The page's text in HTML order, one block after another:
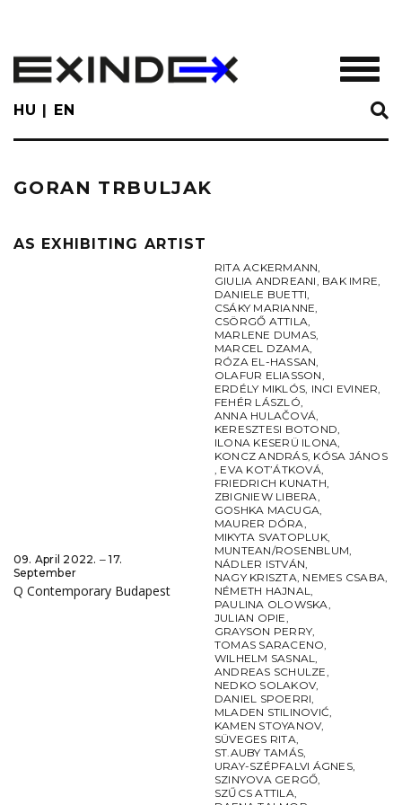
main
content
HU EN
GORAN TRBULJAK
AS EXHIBITING ARTIST
09. April 2022. ‒ 17.
September
Q Contemporary Budapest
RITA ACKERMANN,
GIULIA ANDREANI, BAK IMRE,
DANIELE BUETTI,
CSÁKY MARIANNE,
CSÖRGŐ ATTILA,
MARLENE DUMAS,
MARCEL DZAMA,
RÓZA EL-HASSAN,
OLAFUR ELIASSON,
ERDÉLY MIKLÓS, INCI EVINER,
FEHÉR LÁSZLÓ,
ANNA HULAČOVÁ,
KERESZTESI BOTOND,
ILONA KESERÜ ILONA,
KONCZ ANDRÁS, KÓSA JÁNOS
, EVA KOT’ÁTKOVÁ,
FRIEDRICH KUNATH,
ZBIGNIEW LIBERA,
GOSHKA MACUGA,
MAURER DÓRA,
MIKYTA SVATOPLUK,
MUNTEAN/ROSENBLUM,
NÁDLER ISTVÁN,
NAGY KRISZTA, NEMES CSABA,
NÉMETH HAJNAL,
PAULINA OLOWSKA,
JULIAN OPIE,
GRAYSON PERRY,
TOMAS SARACENO,
WILHELM SASNAL,
ANDREAS SCHULZE,
NEDKO SOLAKOV,
DANIEL SPOERRI,
MLADEN STILINOVIĆ,
KAMEN STOYANOV,
SÜVEGES RITA,
ST.AUBY TAMÁS,
URAY-SZÉPFALVI ÁGNES,
SZINYOVA GERGŐ,
SZŰCS ATTILA,